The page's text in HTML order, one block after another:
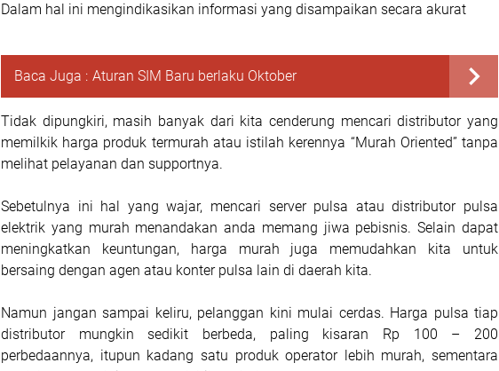
Dalam hal ini mengindikasikan informasi yang disampaikan secara akurat
Baca Juga : Aturan SIM Baru berlaku Oktober
Tidak dipungkiri, masih banyak dari kita cenderung mencari distributor yang
memilkik harga produk termurah atau istilah kerennya “Murah Oriented” tanpa
melihat pelayanan dan supportnya.
Sebetulnya ini hal yang wajar, mencari server pulsa atau distributor pulsa
elektrik yang murah menandakan anda memang jiwa pebisnis. Selain dapat
meningkatkan keuntungan, harga murah juga memudahkan kita untuk
bersaing dengan agen atau konter pulsa lain di daerah kita.
Namun jangan sampai keliru, pelanggan kini mulai cerdas. Harga pulsa tiap
distributor mungkin sedikit berbeda, paling kisaran Rp 100 – 200
perbedaannya, itupun kadang satu produk operator lebih murah, sementara